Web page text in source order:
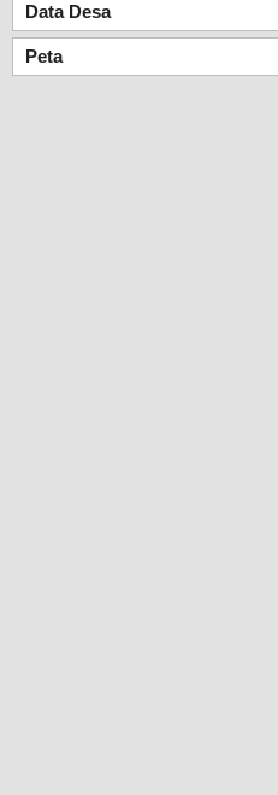
Data Desa
Peta